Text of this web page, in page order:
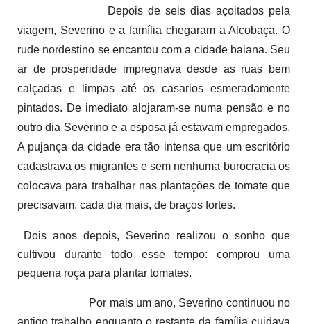
Depois de seis dias açoitados pela
viagem, Severino e a família chegaram a Alcobaça. O
rude nordestino se encantou com a cidade baiana. Seu
ar de prosperidade impregnava desde as ruas bem
calçadas e limpas até os casarios esmeradamente
pintados. De imediato alojaram-se numa pensão e no
outro dia Severino e a esposa já estavam empregados.
A pujança da cidade era tão intensa que um escritório
cadastrava os migrantes e sem nenhuma burocracia os
colocava para trabalhar nas plantações de tomate que
precisavam, cada dia mais, de braços fortes.
Dois anos depois, Severino realizou o sonho que
cultivou durante todo esse tempo: comprou uma
pequena roça para plantar tomates.
Por mais um ano, Severino continuou no
antigo trabalho enquanto o restante da família cuidava